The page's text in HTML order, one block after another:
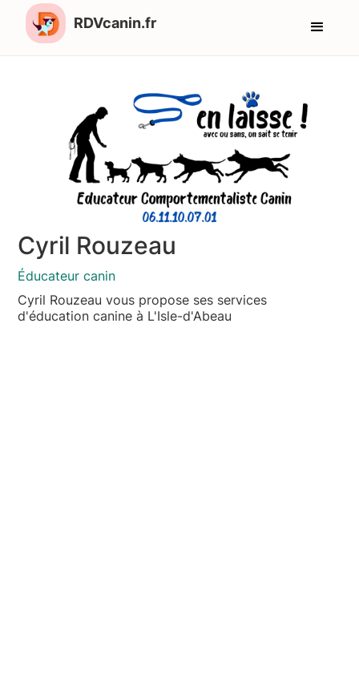
RDVcanin.fr
Cyril Rouzeau
Éducateur canin
Cyril Rouzeau vous propose ses services
d'éducation canine à L'Isle-d'Abeau